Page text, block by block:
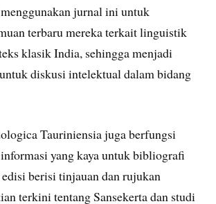
jurnal ini untuk
terbaru mereka terkait linguistik
klasik India, sehingga menjadi
diskusi intelektual dalam bidang
Tauriniensia juga berfungsi
yang kaya untuk bibliografi
berisi tinjauan dan rujukan
terkini tentang Sansekerta dan studi